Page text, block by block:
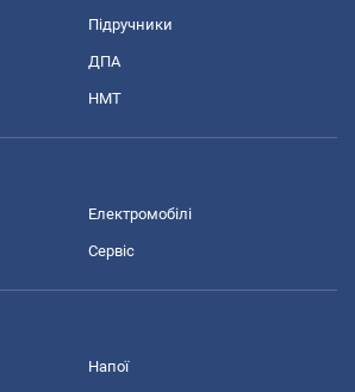
Підручники
ДПА
НМТ
Електромобілі
Сервіс
Напої